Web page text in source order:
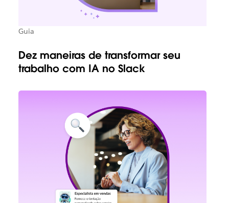
Guia
Dez maneiras de transformar seu
trabalho com IA no Slack